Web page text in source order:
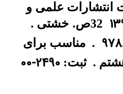
علمی و
32ص.
خشتی .
.
مناسب برای
. ثبت:00-2490